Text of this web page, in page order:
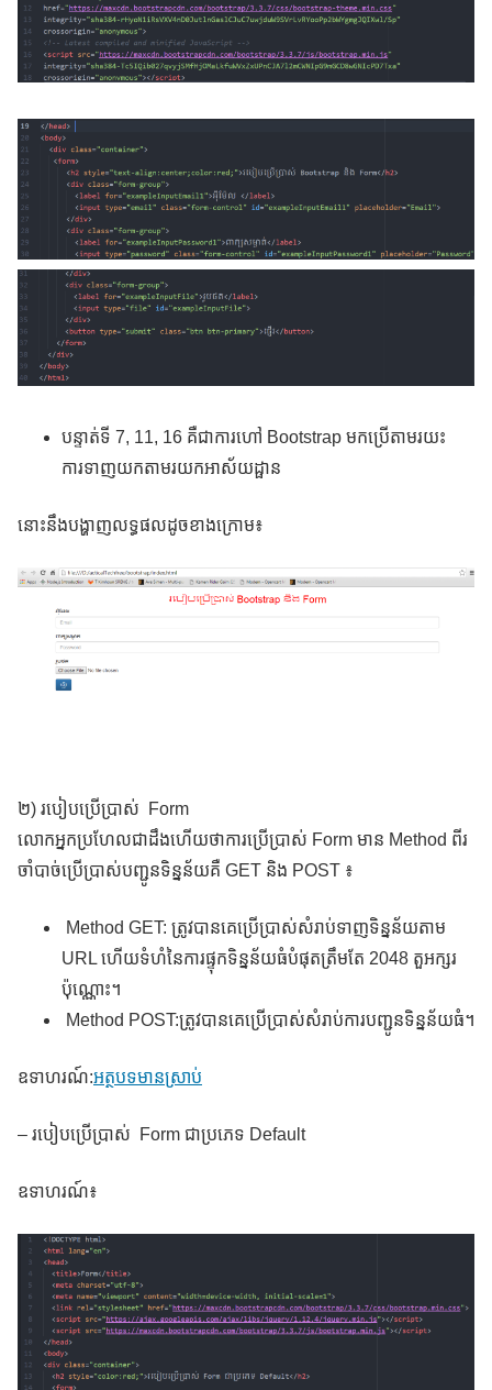
បន្ទាត់ទី 7, 11, 16 គឺជាការហៅ Bootstrap មកប្រើតាមរយះ
ការទាញយកតាមរយកអាស័យដ្ផាន
នោះនឹងបង្ហាញលទ្ធផលដូចខាងក្រោម៖
២) របៀបប្រើប្រាស់ Form
លោកអ្នកប្រហែលជាដឹងហើយថាការប្រើប្រាស់ Form មាន Method ពីរ
ចាំបាច់ប្រើប្រាស់បញ្ជូនទិន្នន័យគឺ GET និង POST ៖
Method GET: ត្រូវបានគេប្រើប្រាស់សំរាប់ទាញទិន្នន័យតាម
URL ហើយទំហំនៃការផ្ទុកទិន្នន័យធំបំផុតត្រឹមតែ 2048 តួអក្សរ
ប៉ុណ្ណោះ។
Method POST:ត្រូវបានគេប្រើប្រាស់សំរាប់ការបញ្ជូនទិន្នន័យធំ។
ឧទាហរណ៍:អត្ថបទមានស្រាប់
– របៀបប្រើប្រាស់ Form ជាប្រភេទ Default
ឧទាហរណ៍៖